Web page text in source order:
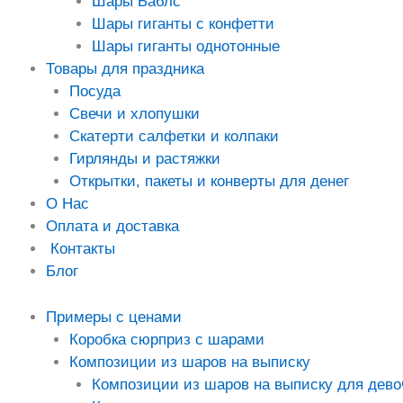
Шары гиганты с конфетти
Шары гиганты однотонные
Товары для праздника
Посуда
Свечи и хлопушки
Скатерти салфетки и колпаки
Гирлянды и растяжки
Открытки, пакеты и конверты для денег
О Нас
Оплата и доставка
Контакты
Блог
Примеры с ценами
Коробка сюрприз с шарами
Композиции из шаров на выписку
Композиции из шаров на выписку для